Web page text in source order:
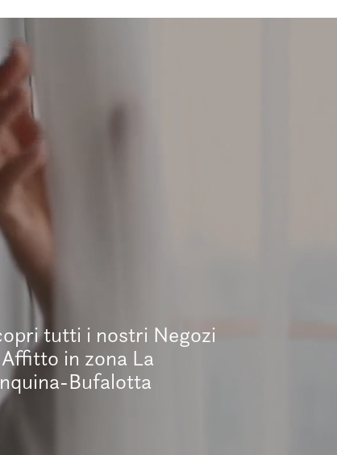
tutti i nostri Negozi
in zona La
Bufalotta